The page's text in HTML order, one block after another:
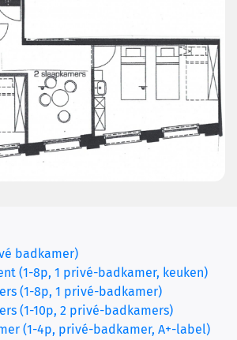
badkamer)
(1-8p, 1 privé-badkamer, keuken)
(1-8p, 1 privé-badkamer)
(1-10p, 2 privé-badkamers)
(1-4p, privé-badkamer, A+-label)